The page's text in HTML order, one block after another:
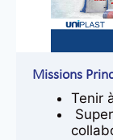
Missions
Tenir